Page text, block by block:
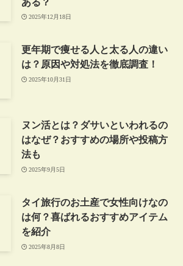
2025年12月18日
更年期で痩せる人と太る人の違い
は？原因や対処法を徹底調査！
2025年10月31日
ヌン活とは？ダサいといわれるの
はなぜ？おすすめの場所や投稿方
法も
2025年9月5日
タイ旅行のお土産で女性向けなの
は何？喜ばれるおすすめアイテム
を紹介
2025年8月8日